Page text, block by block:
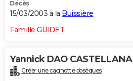
Décès
15/03/2003 à la Buissière
Famille GUIDET
Yannick DAO CASTELLANA
Créer une cagnotte obsèques